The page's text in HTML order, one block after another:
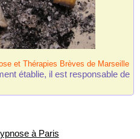
et Thérapies Brèves de Marseille
établie, il est responsable de
à Paris